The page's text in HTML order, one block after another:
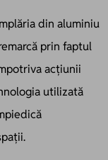
din aluminiu
prin faptul
acțiunii
utilizată